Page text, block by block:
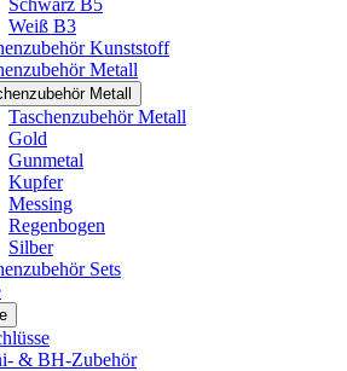
Schwarz B5
Weiß B3
Kunststoff
Metall
Metall
Taschenzubehör Metall
Gold
Gunmetal
Kupfer
Messing
Regenbogen
Silber
Sets
& BH-Zubehör